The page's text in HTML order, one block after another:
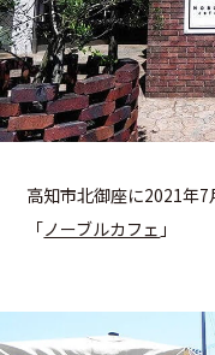
高知市北御座に2021年
「ノーブルカフェ 」